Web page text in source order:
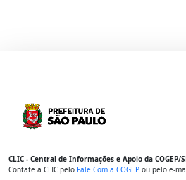
CLIC - Central de Informações e Apoio da COGEP/
Contate a CLIC pelo Fale Com a COGEP ou pelo e-